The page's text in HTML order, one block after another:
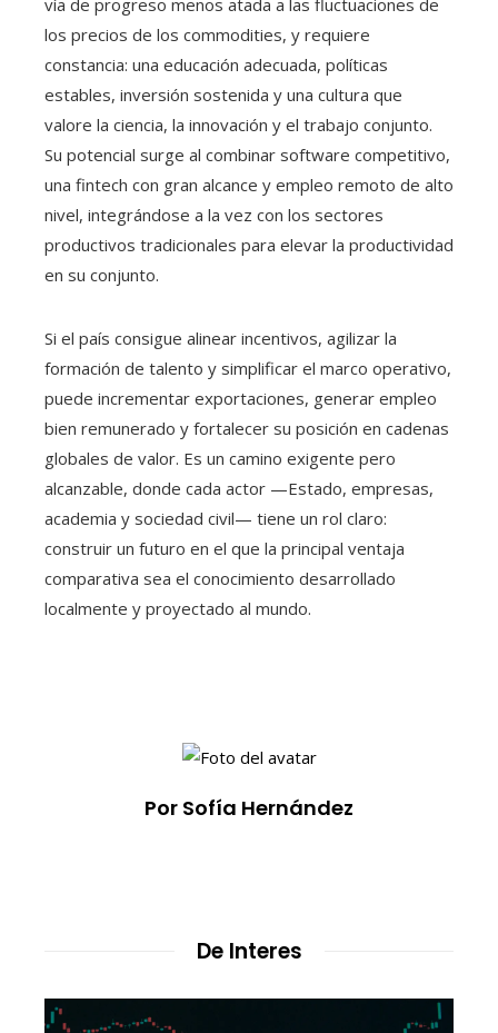
vía de progreso menos atada a las fluctuaciones de
los precios de los commodities, y requiere
constancia: una educación adecuada, políticas
estables, inversión sostenida y una cultura que
valore la ciencia, la innovación y el trabajo conjunto.
Su potencial surge al combinar software competitivo,
una fintech con gran alcance y empleo remoto de alto
nivel, integrándose a la vez con los sectores
productivos tradicionales para elevar la productividad
en su conjunto.
Si el país consigue alinear incentivos, agilizar la
formación de talento y simplificar el marco operativo,
puede incrementar exportaciones, generar empleo
bien remunerado y fortalecer su posición en cadenas
globales de valor. Es un camino exigente pero
alcanzable, donde cada actor —Estado, empresas,
academia y sociedad civil— tiene un rol claro:
construir un futuro en el que la principal ventaja
comparativa sea el conocimiento desarrollado
localmente y proyectado al mundo.
Por Sofía Hernández
De Interes